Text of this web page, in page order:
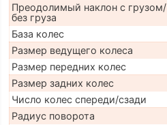
Преодолимый наклон с грузом/
без груза
База колес
Размер ведущего колеса
Размер передних колес
Размер задних колес
Число колес спереди/сзади
Радиус поворота